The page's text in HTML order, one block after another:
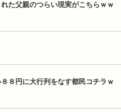
た父親のつらい現実がこちらｗｗ
８円に大行列をなす都民コチラｗ